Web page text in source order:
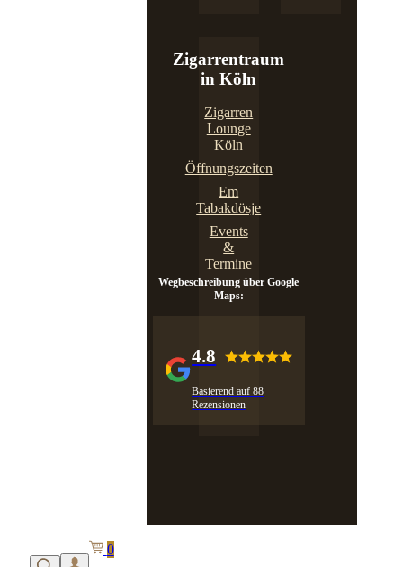
Zigarrentraum
in Köln
Zigarren
Lounge
Köln
Öffnungszeiten
Em
Tabakdösje
Events
&
Termine
Wegbeschreibung über Google
Maps:
4.8
Basierend auf 88
Rezensionen
0